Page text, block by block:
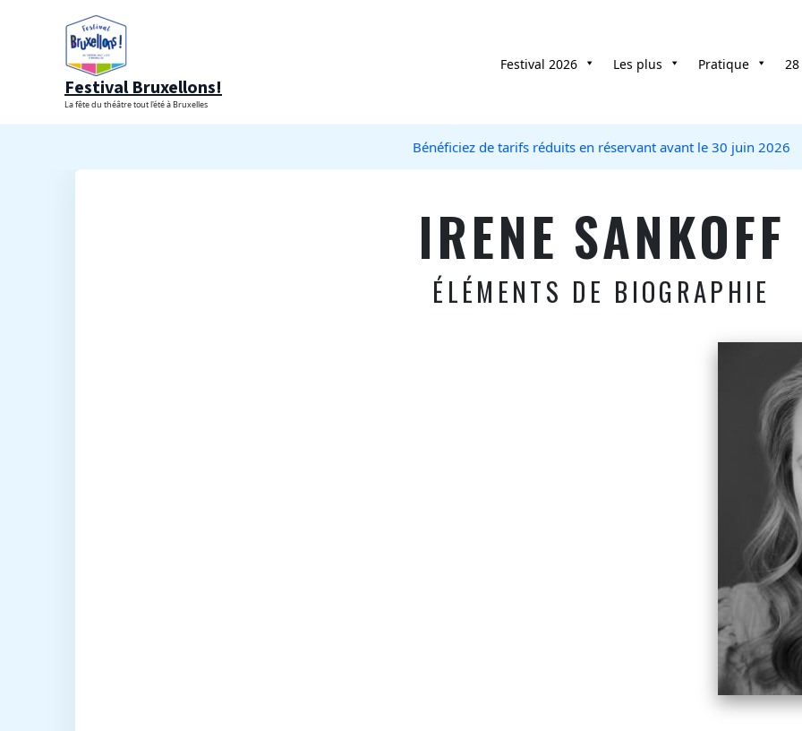
Festival Bruxellons!
La fête du théâtre tout l'été à Bruxelles
Festival 2026 Les plus Pratique
Bénéficiez de tarifs réduits en réservant avant le 30 juin 2026
IRENE SANKOFF
ÉLÉMENTS DE BIOGRAPHIE